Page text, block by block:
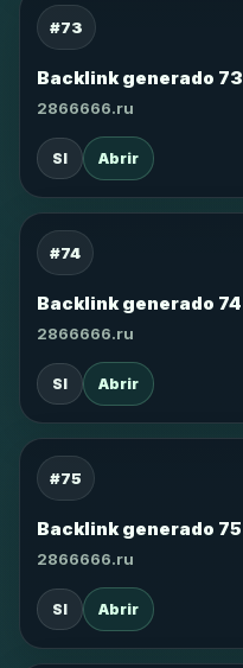
#73
Backlink generado 73
2866666.ru
SI Abrir
#74
Backlink generado 74
2866666.ru
SI Abrir
#75
Backlink generado 75
2866666.ru
SI Abrir